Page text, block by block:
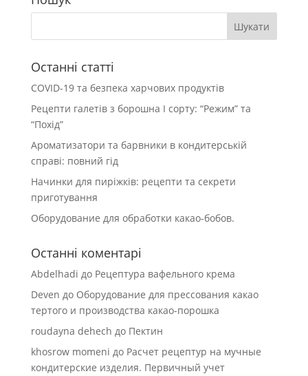
Останні статті
COVID-19 та безпека харчових продуктів
Рецепти галетів з борошна І сорту: “Режим” та
“Похід”
Ароматизатори та барвники в кондитерській
справі: повний гід
Начинки для пиріжків: рецепти та секрети
приготування
Оборудование для обработки какао-бобов.
Останні коментарі
Abdelhadi до Рецептура вафельного крема
Deven до Оборудование для прессования какао
тертого и производства какао-порошка
roudayna dehech до Пектин
khosrow momeni до Расчет рецептур на мучные
кондитерские изделия. Первичный учет